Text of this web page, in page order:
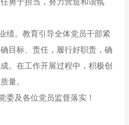
绩。教育引导全体党员干部紧
目标、责任，履行好职责，确
。在工作开展过程中，积极创
量。
委及各位党员监督落实！